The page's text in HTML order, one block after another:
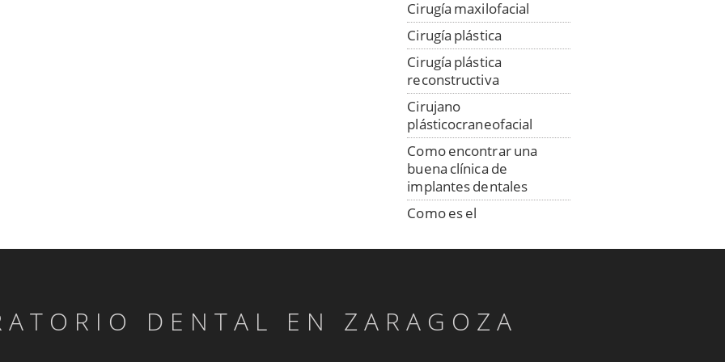
Cirugía maxilofacial
Cirugía plástica
Cirugía plástica
reconstructiva
Cirujano
plásticocraneofacial
Como encontrar una
buena clínica de
implantes dentales
Como es el
colocación de los
especialista en implantes
Confección digital
DENTAL EN ZARAGOZA